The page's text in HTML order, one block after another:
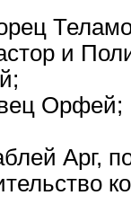
и
Орфей;
Apг,